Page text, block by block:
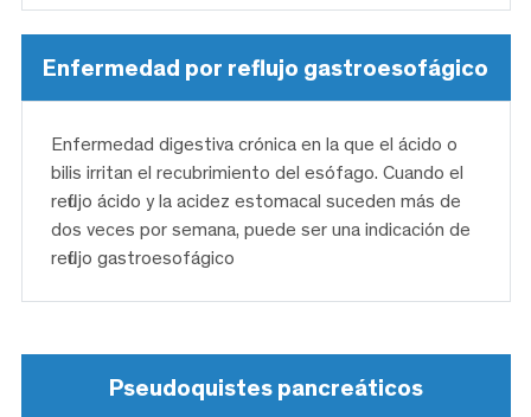
Enfermedad por reflujo gastroesofágico
Enfermedad digestiva crónica en la que el ácido o
bilis irritan el recubrimiento del esófago. Cuando el
reflujo ácido y la acidez estomacal suceden más de
dos veces por semana, puede ser una indicación de
reflujo gastroesofágico
Pseudoquistes pancreáticos